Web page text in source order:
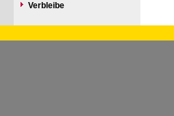
Verbleibe